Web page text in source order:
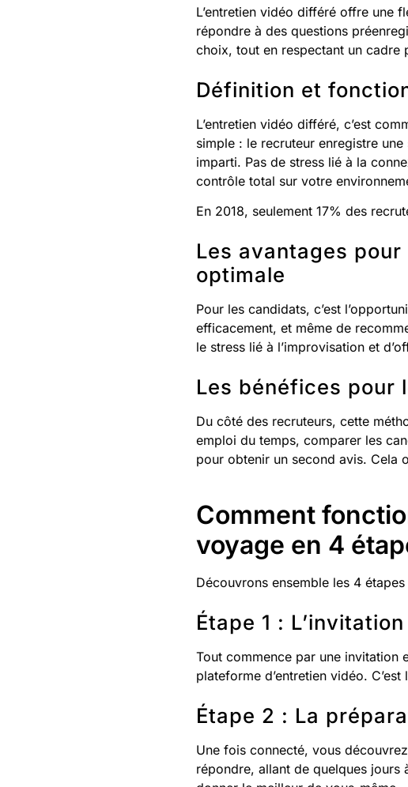
L’entretien vidéo différé offre une
répondre à des questions
choix, tout en respectant un cadre
Définition et
L’entretien vidéo différé, c’est
simple : le recruteur enregistre
imparti. Pas de stress lié à la
contrôle total sur votre
En 2018, seulement 17% des
Les avantages
optimale
Pour les candidats, c’est
efficacement, et même de
le stress lié à l’improvisation et
Les bénéfices pour
Du côté des recruteurs, cette
emploi du temps, comparer les
pour obtenir un second avis. Cela
Comment
voyage en 4
Découvrons ensemble les 4
Étape 1 :
Tout commence par une invitation
plateforme d’entretien vidéo.
Étape 2 : La
Une fois connecté, vous
répondre, allant de quelques jours